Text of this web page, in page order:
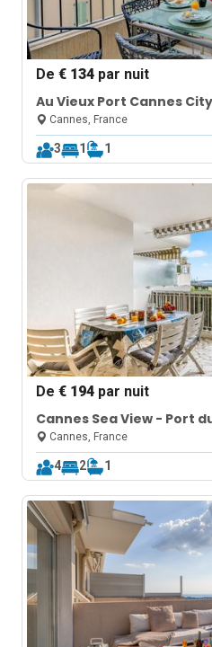
De€ 134 par nuit
Au Vieux Port Cannes
Cannes, France
3 1 1
De€ 194 par nuit
Cannes Sea View - Port
Cannes, France
4 2 1